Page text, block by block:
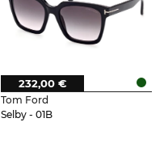
Tom Ford
Selby - 01B
232,00 €